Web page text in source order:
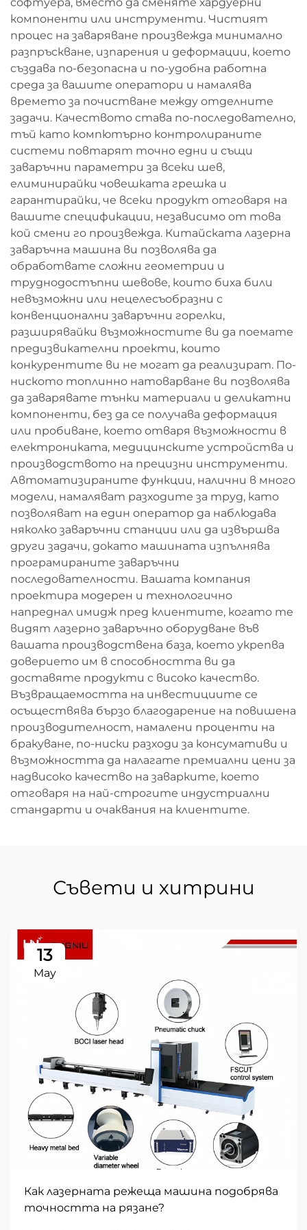
компоненти или инструменти. Чистият
процес на заваряване произвежда минимално
разпръскване, изпарения и деформации, което
създава по-безопасна и по-удобна работна
среда за вашите оператори и намалява
времето за почистване между отделните
задачи. Качеството става по-последователно,
тъй като компютърно контролираните
системи повтарят точно едни и същи
заваръчни параметри за всеки шев,
елиминирайки човешката грешка и
гарантирайки, че всеки продукт отговаря на
вашите спецификации, независимо от това
кой смени го произвежда. Китайската лазерна
заваръчна машина ви позволява да
обработвате сложни геометрии и
труднодостъпни шевове, които биха били
невъзможни или нецелесъобразни с
конвенционални заваръчни горелки,
разширявайки възможностите ви да поемате
предизвикателни проекти, които
конкурентите ви не могат да реализират. По-
ниското топлинно натоварване ви позволява
да заварявате тънки материали и деликатни
компоненти, без да се получава деформация
или пробиване, което отваря възможности в
електрониката, медицинските устройства и
производството на прецизни инструменти.
Автоматизираните функции, налични в много
модели, намаляват разходите за труд, като
позволяват на един оператор да наблюдава
няколко заваръчни станции или да извършва
други задачи, докато машината изпълнява
програмираните заваръчни
последователности. Вашата компания
проектира модерен и технологично
напреднал имидж пред клиентите, когато те
видят лазерно заваръчно оборудване във
вашата производствена база, което укрепва
доверието им в способността ви да
доставяте продукти с високо качество.
Възвращаемостта на инвестициите се
осъществява бързо благодарение на повишена
производителност, намалени проценти на
бракуване, по-ниски разходи за консумативи и
възможността да налагате премиални цени за
надвисоко качество на заварките, което
отговаря на най-строгите индустриални
стандарти и очаквания на клиентите.
Съвети и хитрини
13
May
Как лазерната режеща машина подобрява
точността на рязане?